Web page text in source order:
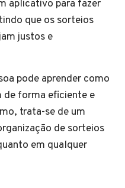
aplicativo para fazer
que os sorteios
justos e
pode aprender como
de forma eficiente e
trata-se de um
de sorteios
em qualquer